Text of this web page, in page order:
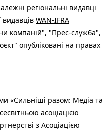
регіональні видавці
видавців WAN-IFRA
компаній", "Прес-служба",
опубліковані на правах
«Сильніші разом: Медіа та
асоціацією
з Асоціацією